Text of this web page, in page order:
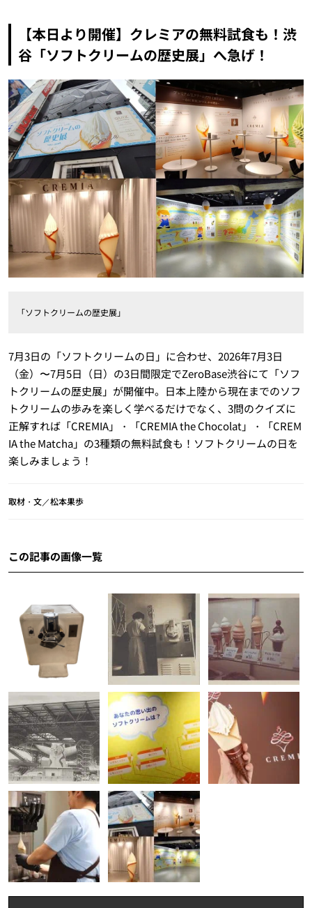
【本日より開催】クレミアの無料試食も！渋
谷「ソフトクリームの歴史展」へ急げ！
「ソフトクリームの歴史展」
7月3日の「ソフトクリームの日」に合わせ、2026年7月3日
（金）〜7月5日（日）の3日間限定でZeroBase渋谷にて「ソフ
トクリームの歴史展」が開催中。日本上陸から現在までのソフ
トクリームの歩みを楽しく学べるだけでなく、3問のクイズに
正解すれば「CREMIA」・「CREMIA the Chocolat」・「CREM
IA the Matcha」の3種類の無料試食も！ソフトクリームの日を
楽しみましょう！
取材・文／松本果歩
この記事の画像一覧